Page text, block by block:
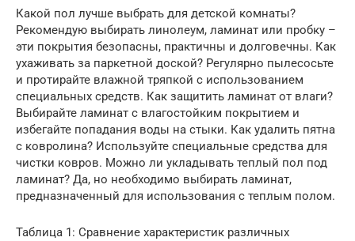
Какой пол лучше выбрать для детской комнаты?
Рекомендую выбирать линолеум, ламинат или пробку –
эти покрытия безопасны, практичны и долговечны. Как
ухаживать за паркетной доской? Регулярно пылесосьте
и протирайте влажной тряпкой с использованием
специальных средств. Как защитить ламинат от влаги?
Выбирайте ламинат с влагостойким покрытием и
избегайте попадания воды на стыки. Как удалить пятна
с ковролина? Используйте специальные средства для
чистки ковров. Можно ли укладывать теплый пол под
ламинат? Да, но необходимо выбирать ламинат,
предназначенный для использования с теплым полом.
Таблица 1: Сравнение характеристик различных